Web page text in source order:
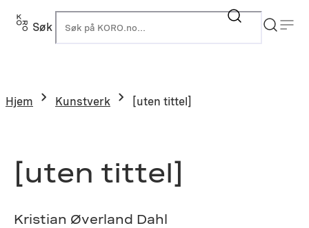
Hopp
Søk
Hjem Kunstverk [uten tittel]
[uten tittel]
Kristian Øverland Dahl